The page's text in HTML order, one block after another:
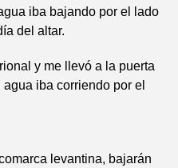
iba bajando por el lado
del altar.
y me llevó a la puerta
iba corriendo por el
levantina, bajarán